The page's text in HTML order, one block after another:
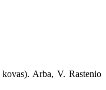
Arba, V. Rastenio